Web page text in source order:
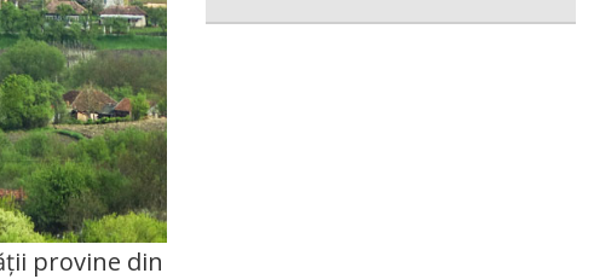
provine din